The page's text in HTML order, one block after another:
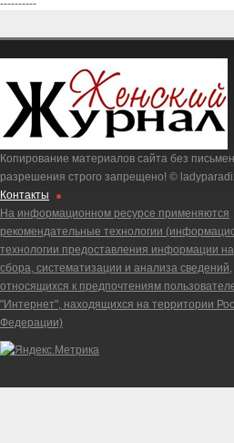
----------
Копирование материалов сайта без
разрешения строго запрещено! ©
Контакты
На информационном ресурсе применяются
рекомендательные технологии
технологии предоставления информации
сбора, систематизации и анализа сведений,
относящихся к предпочтениям
"Интернет", находящихся на территории
Федерации)